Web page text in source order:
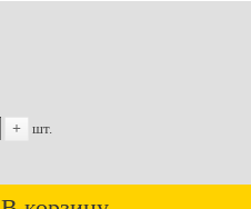
+
шт.